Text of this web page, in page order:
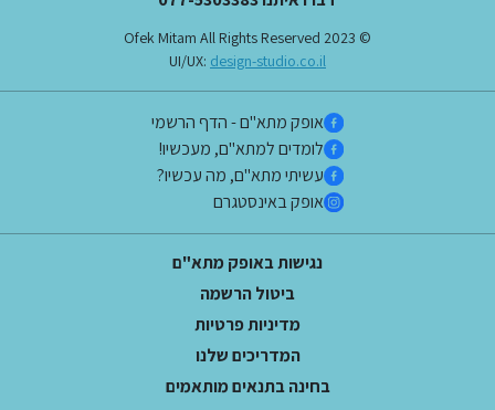
© 2023 Ofek Mitam All Rights Reserved
UI/UX: design-studio.co.il
אופק מתא"ם - הדף הרשמי
לומדים למתא"ם, מעכשיו!
עשיתי מתא"ם, מה עכשיו?
אופק באינסטגרם
נגישות באופק מתא"ם
ביטול הרשמה
מדיניות פרטיות
המדריכים שלנו
בחינה בתנאים מותאמים